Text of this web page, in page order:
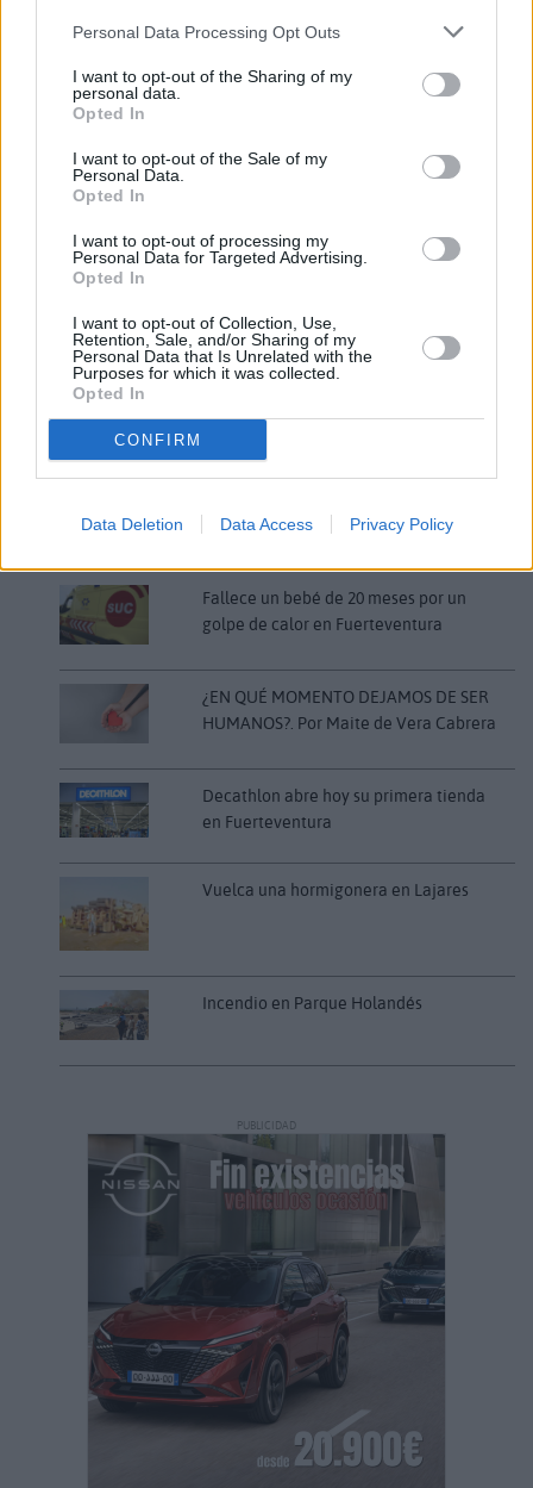
Personal Data Processing Opt Outs
I want to opt-out of the Sharing of my
personal data.
Opted In
I want to opt-out of the Sale of my
Personal Data.
Opted In
I want to opt-out of processing my
Personal Data for Targeted Advertising.
Opted In
I want to opt-out of Collection, Use,
Retention, Sale, and/or Sharing of my
Personal Data that Is Unrelated with the
Purposes for which it was collected.
Opted In
CONFIRM
Data Deletion Data Access Privacy Policy
Tuineje. Marcelino Cerdeña, ex de
Coalición
Canaria, y ahora responsable de
Unidos por
Betancuriaque va unido a Nueva Canarias
militante deAMF, en Coalición con el
al senado
del 2011, y ahora en coalición con
a Cabildo y Parlamento.
que están todos los que son, que me parecen a mi
bastantes, digamos que todo el espectro político
condensado en una candidatura.
Comentarios (0)
Fallece un bebé de 20 meses por un
golpe de calor en Fuerteventura
¿EN QUÉ MOMENTO DEJAMOS DE SER
HUMANOS?. Por Maite de Vera Cabrera
Decathlon abre hoy su primera tienda
en Fuerteventura
Vuelca una hormigonera en Lajares
Incendio en Parque Holandés
PUBLICIDAD